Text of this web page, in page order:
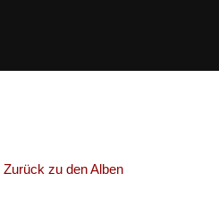
Zurück zu den Alben